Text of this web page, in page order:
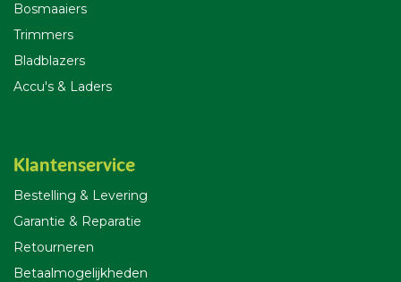
Bosmaaiers
Trimmers
Bladblazers
Accu's & Laders
Klantenservice
Bestelling & Levering
Garantie & Reparatie
Retourneren
Betaalmogelijkheden